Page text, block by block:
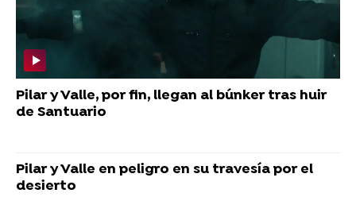
Pilar y Valle, por fin, llegan al búnker tras huir
de Santuario
Pilar y Valle en peligro en su travesía por el
desierto